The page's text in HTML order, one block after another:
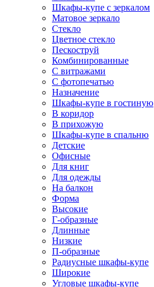
Шкафы-купе с зеркалом
Матовое зеркало
Стекло
Цветное стекло
Пескоструй
Комбинированные
С витражами
С фотопечатью
Назначение
Шкафы-купе в гостиную
В коридор
В прихожую
Шкафы-купе в спальню
Детские
Офисные
Для книг
Для одежды
На балкон
Форма
Высокие
Г-образные
Длинные
Низкие
П-образные
Радиусные шкафы-купе
Широкие
Угловые шкафы-купе